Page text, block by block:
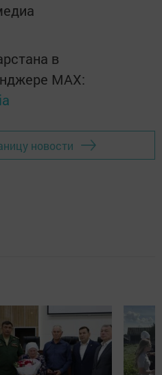
в
MАХ:
новости